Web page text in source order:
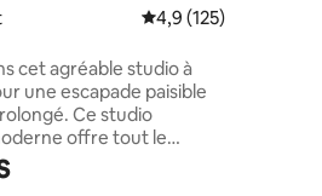
Évaluation moyenne
4,9 (125)
cet agréable studio à
une escapade paisible
Ce studio
offre tout le
pour vous sentir chez
Il est situé à